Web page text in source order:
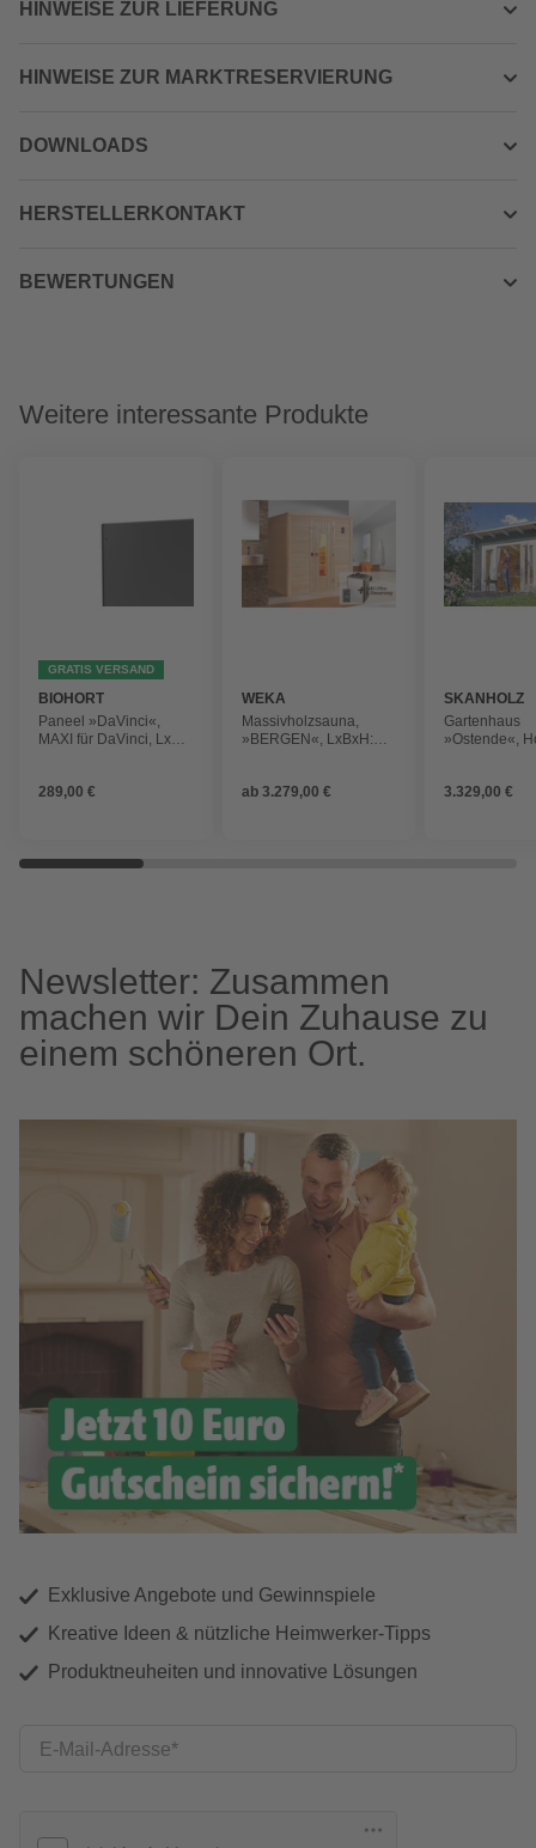
HINWEISE ZUR LIEFERUNG
HINWEISE ZUR MARKTRESERVIERUNG
DOWNLOADS
HERSTELLERKONTAKT
BEWERTUNGEN
Weitere interessante Produkte
GRATIS VERSAND
BIOHORT
Paneel »DaVinci«,
MAXI für DaVinci, LxB:
289,00 €
WEKA
Massivholzsauna,
»BERGEN«, LxBxH:
ab 3.279,00 €
SKANHOLZ
Gartenhaus
»Ostende«,
inkl.
3.329,00 €
Newsletter: Zusammen
machen wir Dein Zuhause zu
einem schöneren Ort.
Exklusive Angebote und Gewinnspiele
Kreative Ideen & nützliche Heimwerker-Tipps
Produktneuheiten und innovative Lösungen
E-Mail-Adresse